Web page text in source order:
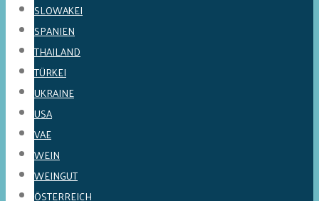
SLOWAKEI
SPANIEN
THAILAND
TÜRKEI
UKRAINE
USA
VAE
WEIN
WEINGUT
ÖSTERREICH